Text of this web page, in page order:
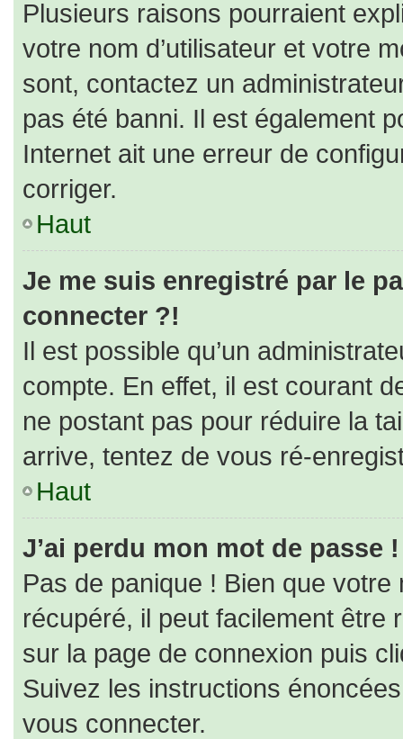
Plusieurs raisons pourraient
votre nom d’utilisateur et votre
sont, contactez un
pas été banni. Il est également
Internet ait une erreur de
corriger.
Haut
Je me suis enregistré par le
connecter ?!
Il est possible qu’un
compte. En effet, il est courant
ne postant pas pour réduire la
arrive, tentez de vous ré-
Haut
J’ai perdu mon mot de passe !
Pas de panique ! Bien que
récupéré, il peut facilement être
sur la page de connexion puis
Suivez les instructions
vous connecter.